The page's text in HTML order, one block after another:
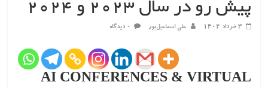
پیش رو در سال ۲۰۲۳ و ۲۰۲۴
۳ خرداد ۱۴۰۲ علی اسماعیل‌پور ۰ دیدگاه
AI CONFERENCES & VIRTUAL